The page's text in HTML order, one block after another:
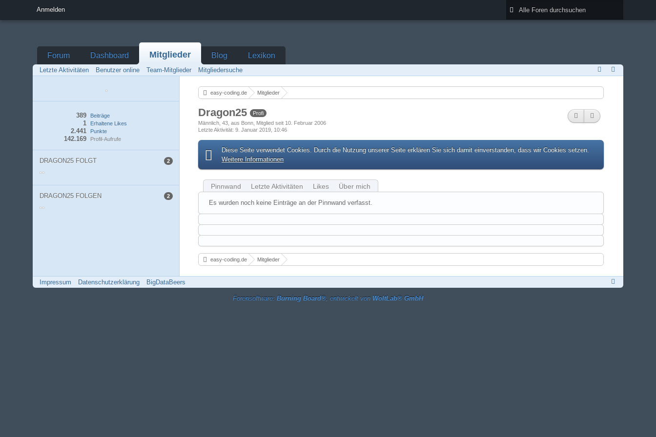
Anmelden
Forum Dashboard Mitglieder Blog Lexikon
Letzte Aktivitäten Benutzer online Team-Mitglieder Mitgliedersuche
Beiträge
389
Erhaltene Likes
1
Punkte
2.441
Profil-Aufrufe
142.169
DRAGON25 FOLGT 2
DRAGON25 FOLGEN 2
easy-coding.de Mitglieder
Dragon25 Profi
Männlich 43 aus Bonn Mitglied seit 10. Februar 2006
Letzte Aktivität 9. Januar 2019, 10:46
Diese Seite verwendet Cookies. Durch die Nutzung unserer Seite erklären Sie sich damit einverstanden, dass wir Cookies setzen.
Weitere Informationen
Pinnwand Letzte Aktivitäten Likes Über mich
Es wurden noch keine Einträge an der Pinnwand verfasst.
easy-coding.de Mitglieder
Impressum Datenschutzerklärung BigDataBeers
Forensoftware: Burning Board®, entwickelt von WoltLab® GmbH